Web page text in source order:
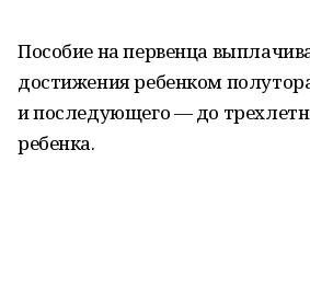
Пособие на первенца
достижения ребенком
и последующего — до
ребенка.